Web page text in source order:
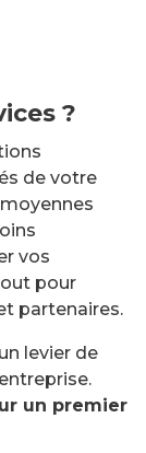
?
de votre
vos
pour
partenaires.
levier de
un premier